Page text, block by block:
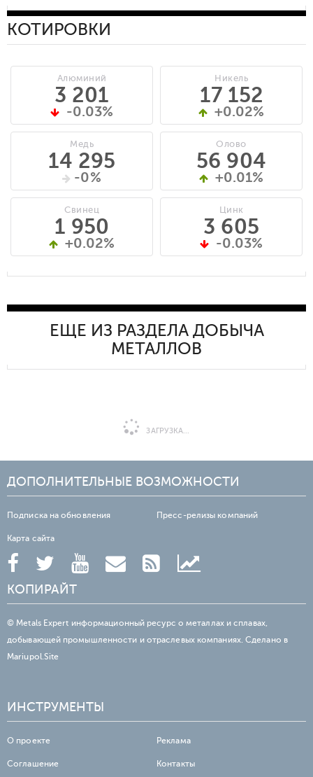
КОТИРОВКИ
Алюминий
3 201
-0.03%
Медь
14 295
-0%
Свинец
1 950
+0.02%
Никель
17 152
+0.02%
Олово
56 904
+0.01%
Цинк
3 605
-0.03%
ЕЩЕ ИЗ РАЗДЕЛА ДОБЫЧА
МЕТАЛЛОВ
ЗАГРУЗКА...
ДОПОЛНИТЕЛЬНЫЕ ВОЗМОЖНОСТИ
Подписка на обновления Пресс-релизы компаний
Карта сайта
КОПИРАЙТ
© Metals Expert информационный ресурс о металлах и сплавах,
добывающей промышленности и отраслевых компаниях. Сделано в
Mariupol.Site
ИНСТРУМЕНТЫ
О проекте Реклама
Соглашение Контакты